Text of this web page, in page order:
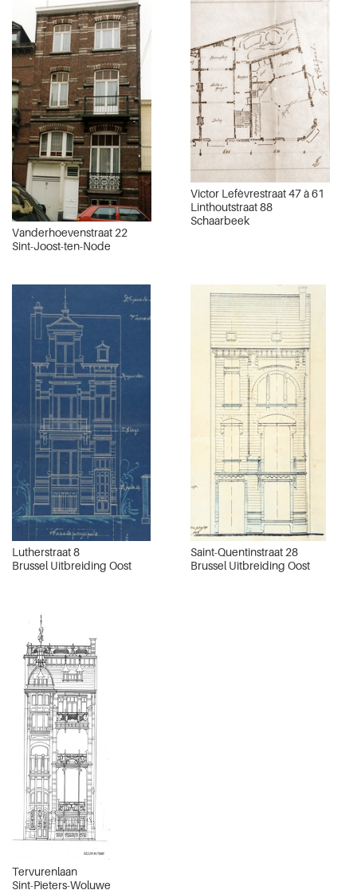
Vanderhoevenstraat 22
Sint-Joost-ten-Node
Victor Lefèvrestraat 47 à 61
Linthoutstraat 88
Schaarbeek
Lutherstraat 8
Brussel Uitbreiding Oost
Saint-Quentinstraat 28
Brussel Uitbreiding Oost
Tervurenlaan
Sint-Pieters-Woluwe